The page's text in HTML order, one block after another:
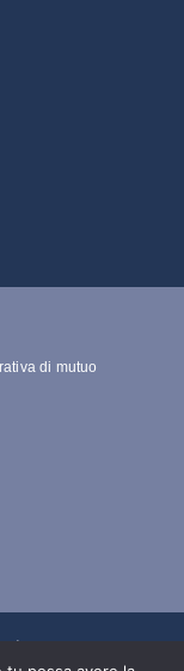
di mutuo
Mutuo Soccorso